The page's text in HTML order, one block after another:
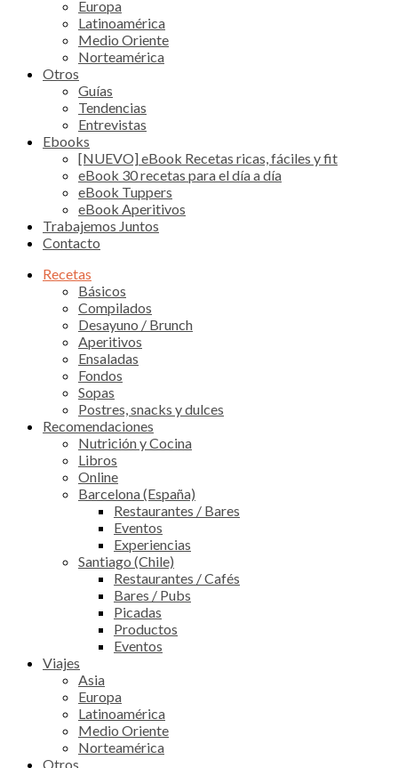
Europa
Latinoamérica
Medio Oriente
Norteamérica
Otros
Guías
Tendencias
Entrevistas
Ebooks
[NUEVO] eBook Recetas ricas, fáciles y fit
eBook 30 recetas para el día a día
eBook Tuppers
eBook Aperitivos
Trabajemos Juntos
Contacto
Recetas
Básicos
Compilados
Desayuno / Brunch
Aperitivos
Ensaladas
Fondos
Sopas
Postres, snacks y dulces
Recomendaciones
Nutrición y Cocina
Libros
Online
Barcelona (España)
Restaurantes / Bares
Eventos
Experiencias
Santiago (Chile)
Restaurantes / Cafés
Bares / Pubs
Picadas
Productos
Eventos
Viajes
Asia
Europa
Latinoamérica
Medio Oriente
Norteamérica
Otros